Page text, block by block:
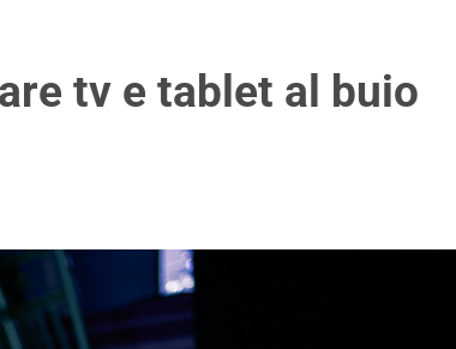
tv e tablet al buio